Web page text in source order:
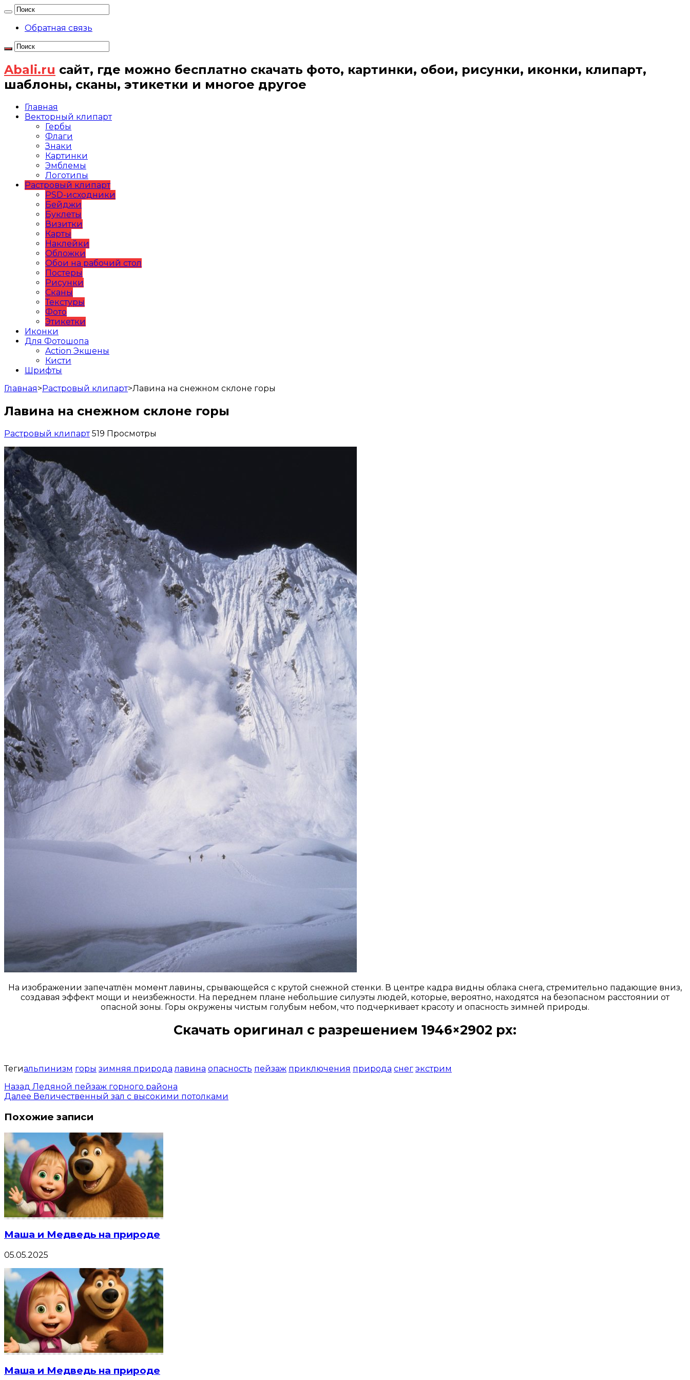
Обратная связь
Abali.ru сайт, где можно бесплатно скачать фото, картинки, обои, рисунки, иконки, клипарт,
шаблоны, сканы, этикетки и многое другое
Главная
Векторный клипарт
Гербы
Флаги
Знаки
Картинки
Эмблемы
Логотипы
Растровый клипарт
PSD-исходники
Бейджи
Буклеты
Визитки
Карты
Наклейки
Обложки
Обои на рабочий стол
Постеры
Рисунки
Сканы
Текстуры
Фото
Этикетки
Иконки
Для Фотошопа
Action Экшены
Кисти
Шрифты
Главная>Растровый клипарт>Лавина на снежном склоне горы
Лавина на снежном склоне горы
Растровый клипарт 519 Просмотры
На изображении запечатлён момент лавины, срывающейся с крутой снежной стенки. В центре кадра видны облака снега, стремительно падающие вниз,
создавая эффект мощи и неизбежности. На переднем плане небольшие силуэты людей, которые, вероятно, находятся на безопасном расстоянии от
опасной зоны. Горы окружены чистым голубым небом, что подчеркивает красоту и опасность зимней природы.
Скачать оригинал с разрешением 1946×2902 px:
Тегиальпинизм горы зимняя природа лавина опасность пейзаж приключения природа снег экстрим
Назад Ледяной пейзаж горного района
Далее Величественный зал с высокими потолками
Похожие записи
Маша и Медведь на природе
05.05.2025
Маша и Медведь на природе